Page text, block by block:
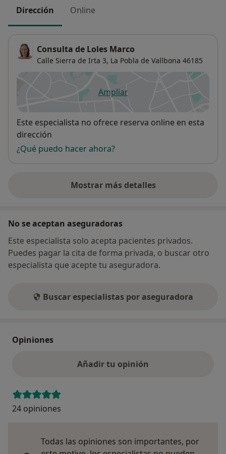
Dirección Online
Consulta de Loles Marco
Calle Sierra de Irta 3, La Pobla de Vallbona 46185
Ampliarse abre en una nueva
Disponibilidad
Este especialista no ofrece reserva online en esta
dirección
¿Qué puedo hacer ahora?
Mostrar más detalles
sobre la dirección
No se aceptan aseguradoras
Este especialista solo acepta pacientes privados.
Puedes pagar la cita de forma privada, o buscar otro
especialista que acepte tu aseguradora.
Buscar especialistas por aseguradora
Opiniones
Añadir tu opinión
24 opiniones
Todas las opiniones son importantes, por